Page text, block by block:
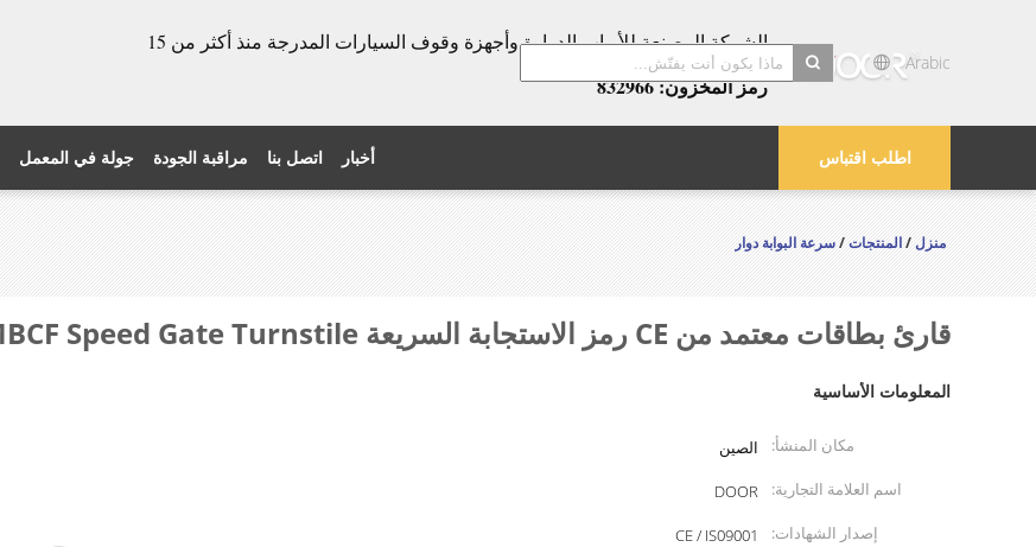
الشركة المصنعة للأبواب الدوارة وأجهزة وقوف السيارات المدرجة منذ أكثر من 15
عامًا!
رمز المخزون: 832966
Arabic
اطلب اقتباس جولة في المعمل مراقبة الجودة اتصل بنا أخبار
منزل/المنتجات/سرعة البوابة دوار
قارئ بطاقات معتمد من CE رمز الاستجابة السريعة RS485 MBCF Speed ​​Gate Turnstile مع محرك سيرفو
المعلومات الأساسية
مكان المنشأ:
الصين
اسم العلامة التجارية:
DOOR
إصدار الشهادات:
CE / IS09001